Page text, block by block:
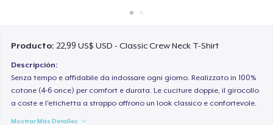
Producto: 22,99 US$ USD - Classic Crew Neck T-Shirt
Descripción:
Senza tempo e affidabile da indossare ogni giorno. Realizzato in 100%
cotone (4-6 once) per comfort e durata. Le cuciture doppie, il girocollo
a coste e l'etichetta a strappo offrono un look classico e confortevole.
Mostrar Más Detalles